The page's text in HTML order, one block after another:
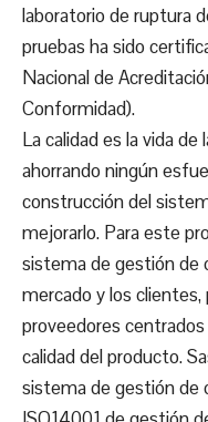
laboratorio de ruptura
pruebas ha sido
Nacional de
Conformidad).
La calidad es la vida
ahorrando ningún
construcción del
mejorarlo. Para este
sistema de gestión de
mercado y los clientes,
proveedores
calidad del producto.
sistema de gestión de